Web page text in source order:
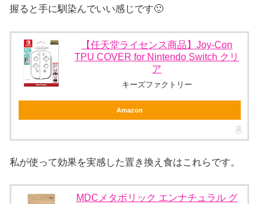
握ると手に馴染んでいい感じです🙂
【任天堂ライセンス商品】Joy-Con
TPU COVER for Nintendo Switch クリ
ア
キーズファクトリー
Amazon
私が使って効果を実感した置き換え食はこれらです。
MDCメタボリック エンナチュラル グ